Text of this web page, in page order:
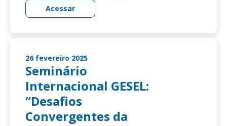
Acessar
26 fevereiro 2025
Seminário
Internacional GESEL:
“Desafios
Convergentes da